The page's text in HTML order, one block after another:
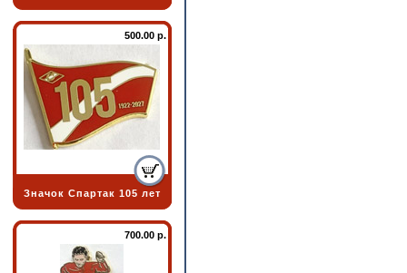
500.00 р.
Значок Спартак 105 лет
700.00 р.